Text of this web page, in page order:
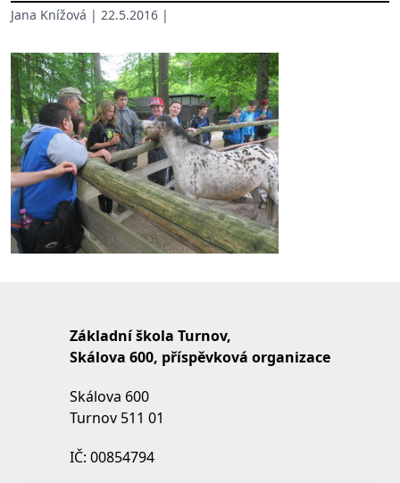
Jana Knížová | 22.5.2016 |
Základní škola Turnov,
Skálova 600, příspěvková organizace
Skálova 600
Turnov 511 01
IČ: 00854794